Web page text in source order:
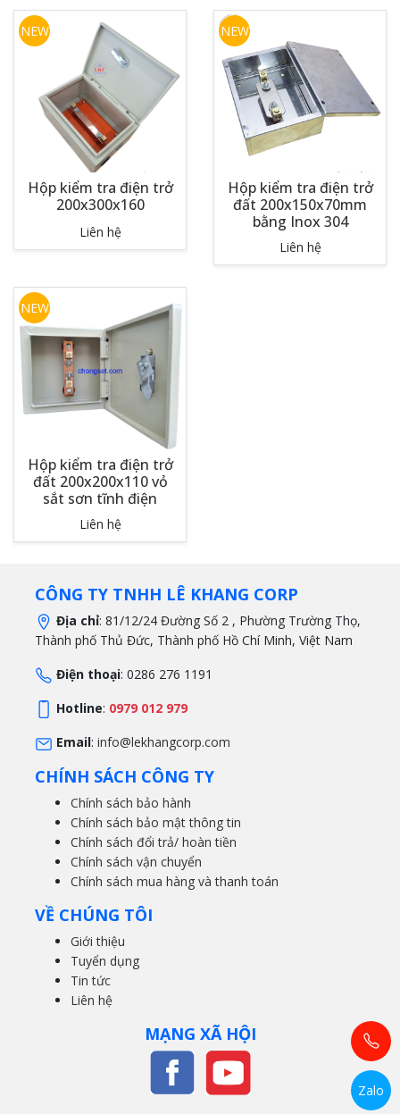
NEW
Hộp kiểm tra điện trở
200x300x160
Liên hệ
NEW
Hộp kiểm tra điện trở
đất 200x150x70mm
bằng Inox 304
Liên hệ
NEW
Hộp kiểm tra điện trở
đất 200x200x110 vỏ
sắt sơn tĩnh điện
Liên hệ
CÔNG TY TNHH LÊ KHANG CORP
Địa chỉ: 81/12/24 Đường Số 2 , Phường Trường Thọ,
Thành phố Thủ Đức, Thành phố Hồ Chí Minh, Việt Nam
Điện thoại: 0286 276 1191
Hotline: 0979 012 979
Email: info@lekhangcorp.com
CHÍNH SÁCH CÔNG TY
Chính sách bảo hành
Chính sách bảo mật thông tin
Chính sách đổi trả/ hoàn tiền
Chính sách vận chuyển
Chính sách mua hàng và thanh toán
VỀ CHÚNG TÔI
Giới thiệu
Tuyển dụng
Tin tức
Liên hệ
MẠNG XÃ HỘI
Zalo